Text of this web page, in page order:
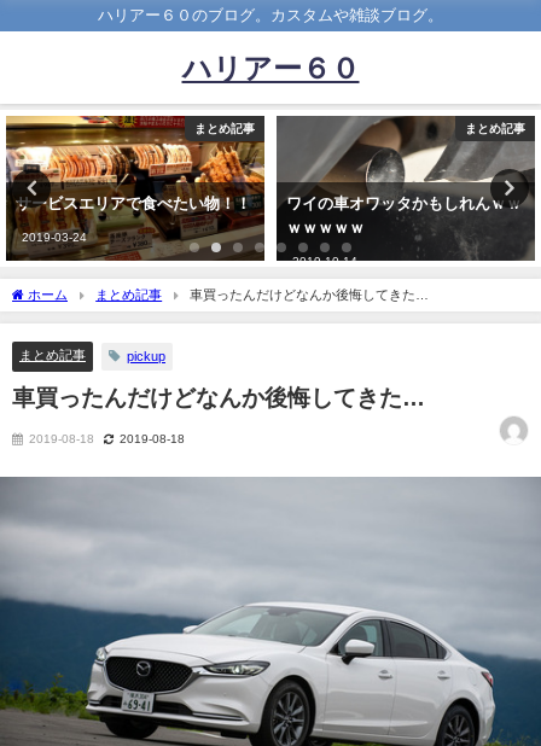
ハリアー６０のブログ。カスタムや雑談ブログ。
ハリアー６０
まとめ記事
ワイの車オワッタかもしれんｗｗ
ｗｗｗｗｗ
2019-10-14
まとめ記事
新車410万円のカーローン通らな
かった…
2025-10-14
ホーム まとめ記事 車買ったんだけどなんか後悔してきた…
まとめ記事 pickup
車買ったんだけどなんか後悔してきた…
2019-08-18 2019-08-18